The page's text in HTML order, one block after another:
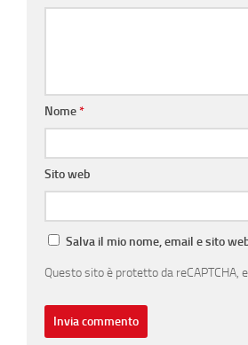
Nome*
Sito web
Salva il mio nome, email e sito
Questo sito è protetto da reCAPTCHA,